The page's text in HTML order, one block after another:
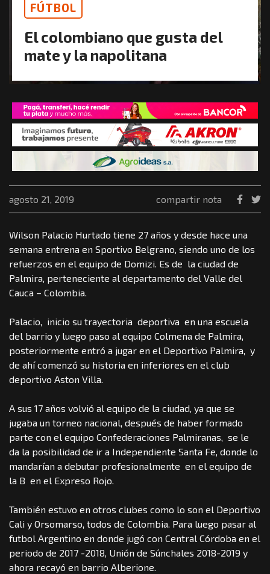
FÚTBOL
El colombiano que gusta del
mate y la napolitana
agosto 21, 2019 compartir nota
Wilson Palacio Hurtado tiene 27 años y desde hace una
semana entrena en Sportivo Belgrano, siendo uno de los
refuerzos en el equipo de Domizi. Es de la ciudad de
Palmira, perteneciente al departamento del Valle del
Cauca – Colombia.
Palacio, inicio su trayectoria deportiva en una escuela
del barrio y luego paso al equipo Colmena de Palmira,
posteriormente entró a jugar en el Deportivo Palmira, y
de ahí comenzó su historia en inferiores en el club
deportivo Aston Villa.
A sus 17 años volvió al equipo de la ciudad, ya que se
jugaba un torneo nacional, después de haber formado
parte con el equipo Confederaciones Palmiranas, se le
da la posibilidad de ir a Independiente Santa Fe, donde lo
mandarían a debutar profesionalmente en el equipo de
la B en el Expreso Rojo.
También estuvo en otros clubes como lo son el Deportivo
Cali y Orsomarso, todos de Colombia. Para luego pasar al
futbol Argentino en donde jugó con Central Córdoba en el
periodo de 2017 -2018, Unión de Súnchales 2018-2019 y
ahora recayó en barrio Alberione.